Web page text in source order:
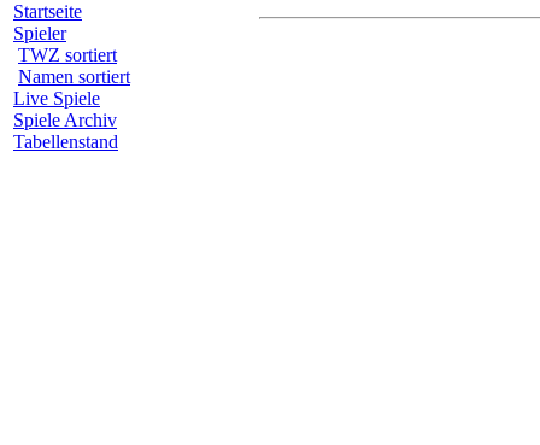
Startseite
Spieler
TWZ sortiert
Namen sortiert
Live Spiele
Spiele Archiv
Tabellenstand